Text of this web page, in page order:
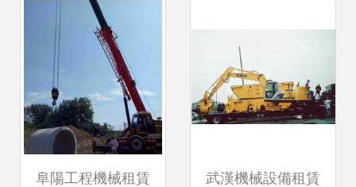
延設備與熱成型解
決方案
阜陽工程機械租賃 武漢機械設備租賃